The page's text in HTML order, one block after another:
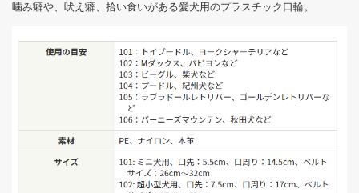
噛み癖や、吠え癖、拾い食いがある愛犬用のプラスチック口輪。